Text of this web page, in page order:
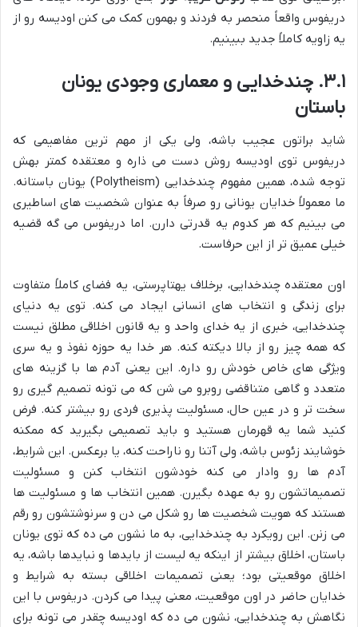
دریفوس واقعاً منحصر به فردند و بهمون کمک می کنن اودیسه رو از
یه زاویه کاملاً جدید ببینیم.
۳.۱. چندخدایی و معماری وجودی یونان
باستان
شاید براتون عجیب باشه، ولی یکی از مهم ترین مفاهیمی که
دریفوس توی اودیسه روش دست می ذاره و معتقده کمتر بهش
توجه شده، همین مفهوم چندخدایی (Polytheism) یونان باستانه.
ما معمولاً خدایان یونانی رو صرفاً به عنوان شخصیت های اساطیری
می بینیم که هر کدوم یه قدرتی دارن. اما دریفوس می گه قضیه
خیلی عمیق تر از این حرفاست.
اون معتقده چندخدایی، برخلاف یهتاپرستی، یه فضای کاملاً متفاوت
برای زندگی و انتخاب های انسانی ایجاد می کنه. توی یه دنیای
چندخدایی، خبری از یه خدای واحد و یه قانون اخلاقی مطلق نیست
که همه چیز رو از بالا دیکته کنه. هر خدا یه حوزه نفوذ و یه سری
ویژگی های خاص خودش رو داره. این یعنی آدم ها با گزینه های
متعدد و گاهی متناقضی روبرو می شن که می تونه تصمیم گیری رو
سخت تر و در عین حال، مسئولیت پذیری فردی رو بیشتر کنه. فرض
کنید شما یه قهرمان هستید و باید تصمیمی بگیرید که ممکنه
خوشایند زئوس باشه، ولی آتنا رو ناراحت کنه، یا برعکس. این شرایط،
آدم ها رو وادار می کنه خودشون انتخاب کنن و مسئولیت
تصمیماتشون رو به عهده بگیرن. همین انتخاب ها و مسئولیت ها
هستند که هویت شخصیت ها رو شکل می دن و سرنوشتشون رو رقم
می زنن. این رویکرد به چندخدایی، به ما نشون می ده که توی یونان
باستان، اخلاق بیشتر از اینکه یه لیست از بایدها و نبایدها باشه، یه
اخلاق موقعیتی بود؛ یعنی تصمیمات اخلاقی بسته به شرایط و
خدایان حاضر در اون موقعیت، معنی پیدا می کردن. دریفوس با این
نگاهش به چندخدایی، نشون می ده که اودیسه چقدر می تونه برای